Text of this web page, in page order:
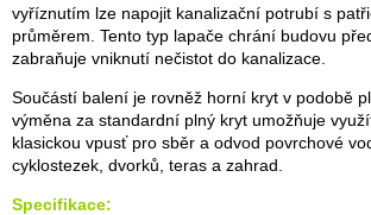
vyříznutím lze napojit kanalizační potrubí s
průměrem. Tento typ lapače chrání budovu
zabraňuje vniknutí nečistot do kanalizace.
Součástí balení je rovněž horní kryt v podobě
výměna za standardní plný kryt umožňuje
klasickou vpusť pro sběr a odvod povrchové
cyklostezek, dvorků, teras a zahrad.
Specifikace: